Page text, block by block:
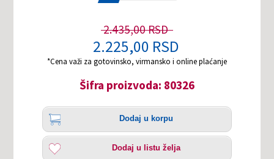
2.435,00 RSD
2.225,00 RSD
*Cena važi za gotovinsko, virmansko i online plaćanje
Šifra proizvoda: 80326
Količina
Dodaj
korpu
Dodaj u korpu
Dodaj
Dodaj u listu želja